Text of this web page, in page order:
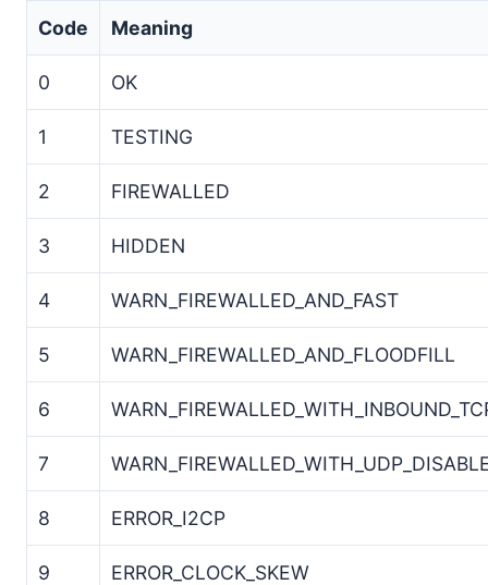
Code
Meaning
0 OK
1 TESTING
2 FIREWALLED
3 HIDDEN
4 WARN_FIREWALLED_AND_FAST
5 WARN_FIREWALLED_AND_FLOODFILL
6
7
8 ERROR_I2CP
9 ERROR_CLOCK_SKEW